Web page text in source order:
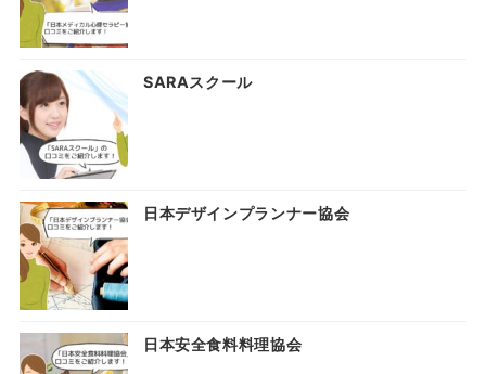
SARAスクール
日本デザインプランナー協会
日本安全食料料理協会